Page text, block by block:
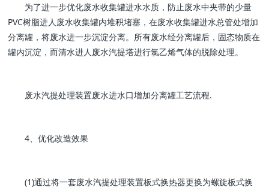
为了进一步优化废水收集罐进水水质，防止废水中夹带的少量
PVC树脂进人废水收集罐内堆积堵塞，在废水收集罐进水总管处增加
分离罐，将废水进一步沉淀分离。所有废水经分离罐后，固态物质在
罐内沉淀，而清水进人废水汽提塔进行氯乙烯气体的脱除处理。
废水汽提处理装置废水进水口增加分离罐工艺流程.
4、优化改造效果
(1)通过将一套废水汽提处理装置板式换热器更换为螺旋板式换